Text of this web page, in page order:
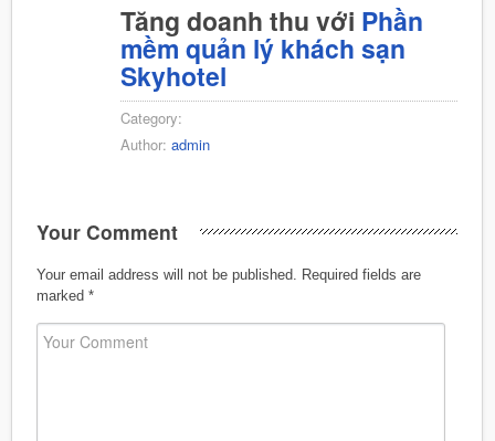
Tăng doanh thu với Phần
mềm quản lý khách sạn
Skyhotel
Category:
Author: admin
Your Comment
Your email address will not be published.
Required fields are
marked *